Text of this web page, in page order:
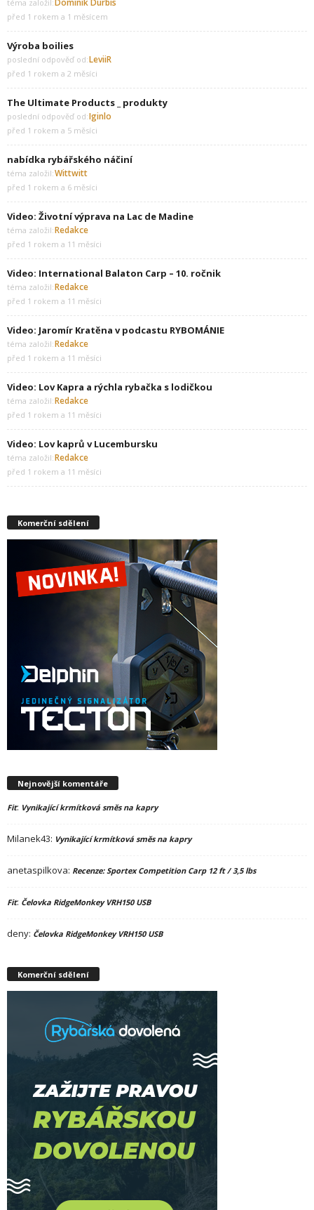
téma založil: Dominik Durbis
před 1 rokem a 1 měsícem
Výroba boilies
poslední odpověď od:LeviiR
před 1 rokem a 2 měsíci
The Ultimate Products _ produkty
poslední odpověď od:Iginlo
před 1 rokem a 5 měsíci
nabídka rybářského náčiní
téma založil:Wittwitt
před 1 rokem a 6 měsíci
Video: Životní výprava na Lac de Madine
téma založil:Redakce
před 1 rokem a 11 měsíci
Video: International Balaton Carp – 10. ročnik
téma založil:Redakce
před 1 rokem a 11 měsíci
Video: Jaromír Kratěna v podcastu RYBOMÁNIE
téma založil:Redakce
před 1 rokem a 11 měsíci
Video: Lov Kapra a rýchla rybačka s lodičkou
téma založil:Redakce
před 1 rokem a 11 měsíci
Video: Lov kaprů v Lucembursku
téma založil:Redakce
před 1 rokem a 11 měsíci
Komerční sdělení
Nejnovější komentáře
Fit: Vynikající krmítková směs na kapry
Milanek43: Vynikající krmítková směs na kapry
anetaspilkova: Recenze: Sportex Competition Carp 12 ft / 3,5 lbs
Fit: Čelovka RidgeMonkey VRH150 USB
deny: Čelovka RidgeMonkey VRH150 USB
Komerční sdělení